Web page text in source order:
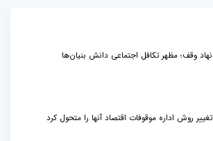
نهاد وقف؛ مظهر تکافل اجتماعی دانش بنیان‌ها
تغییر روش اداره موقوفات اقتصاد آنها را متحول کرد